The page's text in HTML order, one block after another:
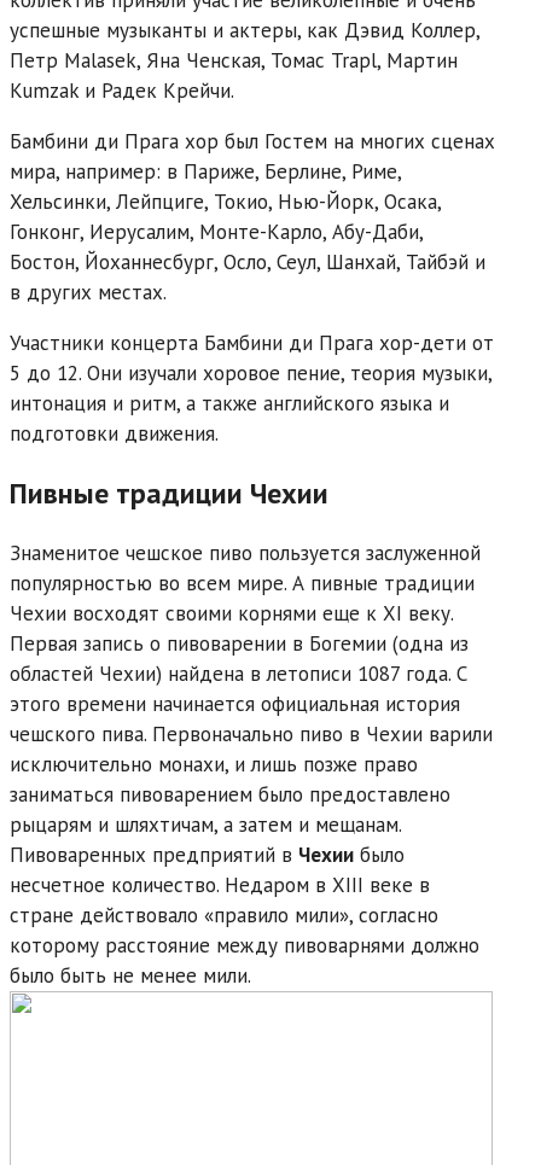
успешные музыканты и актеры, как Дэвид Коллер,
Петр Malasek, Яна Ченская, Томас Trapl, Мартин
Kumzak и Радек Крейчи.
Бамбини ди Прага хор был Гостем на многих сценах
мира, например: в Париже, Берлине, Риме,
Хельсинки, Лейпциге, Токио, Нью-Йорк, Осака,
Гонконг, Иерусалим, Монте-Карло, Абу-Даби,
Бостон, Йоханнесбург, Осло, Сеул, Шанхай, Тайбэй и
в других местах.
Участники концерта Бамбини ди Прага хор-дети от
5 до 12. Они изучали хоровое пение, теория музыки,
интонация и ритм, а также английского языка и
подготовки движения.
Пивные традиции Чехии
Знаменитое чешское пиво пользуется заслуженной
популярностью во всем мире. А пивные традиции
Чехии восходят своими корнями еще к XI веку.
Первая запись о пивоварении в Богемии (одна из
областей Чехии) найдена в летописи 1087 года. С
этого времени начинается официальная история
чешского пива. Первоначально пиво в Чехии варили
исключительно монахи, и лишь позже право
заниматься пивоварением было предоставлено
рыцарям и шляхтичам, а затем и мещанам.
Пивоваренных предприятий в Чехии было
несчетное количество. Недаром в XIII веке в
стране действовало «правило мили», согласно
которому расстояние между пивоварнями должно
было быть не менее мили.